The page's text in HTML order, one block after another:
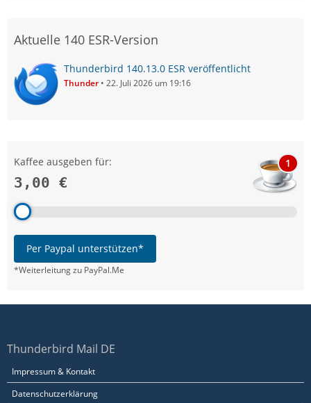
Aktuelle 140 ESR-Version
Thunderbird 140.13.0 ESR veröffentlicht
Thunder 22. Juli 2026 um 19:16
Kaffee ausgeben für:
3,00 €
1
Per Paypal unterstützen*
*Weiterleitung zu PayPal.Me
Thunderbird Mail DE
Impressum & Kontakt
Datenschutzerklärung